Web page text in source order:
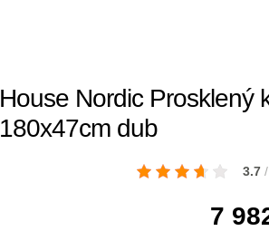
House Nordic Prosklený
180x47cm dub
3.7 /
7